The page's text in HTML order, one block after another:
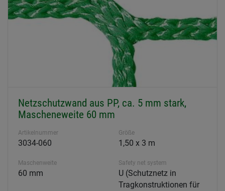
Netzschutzwand aus PP, ca. 5 mm stark,
Mascheneweite 60 mm
Artikelnummer
3034-060
Größe
1,50 x 3 m
Maschenweite
60 mm
Safety net system
U (Schutznetz in
Tragkonstruktionen für